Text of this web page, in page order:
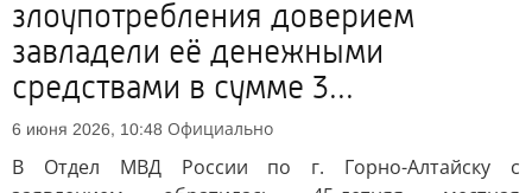
злоупотребления доверием
завладели её денежными
средствами в сумме 3...
6 июня 2026, 10:48 Официально
В Отдел МВД России по г. Горно-Алтайску с